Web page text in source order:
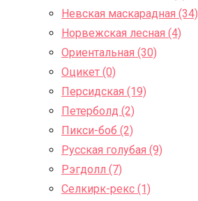
Невская маскарадная (34)
Норвежская лесная (4)
Ориентальная (30)
Оцикет (0)
Персидская (19)
Петерболд (2)
Пикси-боб (2)
Русская голубая (9)
Рэгдолл (7)
Селкирк-рекс (1)